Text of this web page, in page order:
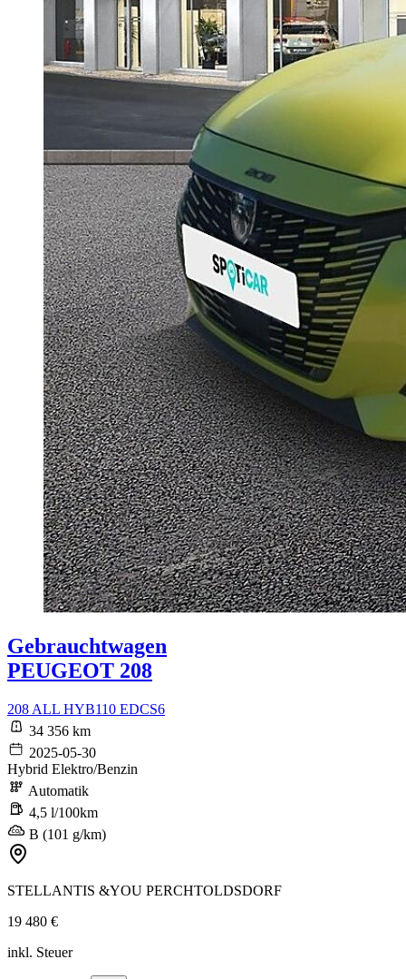
Gebrauchtwagen
PEUGEOT 208
208 ALL HYB110 EDCS6
34 356 km
2025-05-30
Hybrid Elektro/Benzin
Automatik
4,5 l/100km
B (101 g/km)
STELLANTIS &YOU PERCHTOLDSDORF
19 480 €
inkl. Steuer